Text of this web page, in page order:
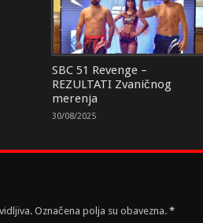
SBC 51 Revenge –
REZULTATI Zvaničnog
merenja
30/08/2025
Označena polja su obavezna. *